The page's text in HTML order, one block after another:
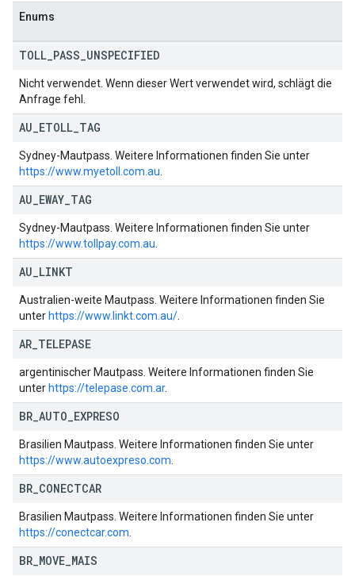
Enums
TOLL PASS UNSPECIFIED
Nicht verwendet. Wenn dieser Wert verwendet wird, schlägt die
Anfrage fehl.
AU ETOLL TAG
Sydney-Mautpass. Weitere Informationen finden Sie unter
https://www.myetoll.com.au
AU EWAY TAG
Sydney-Mautpass. Weitere Informationen finden Sie unter
https://www.tollpay.com.au
AU LINKT
Australien-weite Mautpass. Weitere Informationen finden Sie
unter https://www.linkt.com.au/
AR TELEPASE
argentinischer Mautpass. Weitere Informationen finden Sie
unter https://telepase.com.ar.
BR AUTO EXPRESO
Brasilien Mautpass. Weitere Informationen finden Sie unter
https://www.autoexpreso.com
BR CONECTCAR
Brasilien Mautpass. Weitere Informationen finden Sie unter
https://conectcar.com
BR MOVE MAIS